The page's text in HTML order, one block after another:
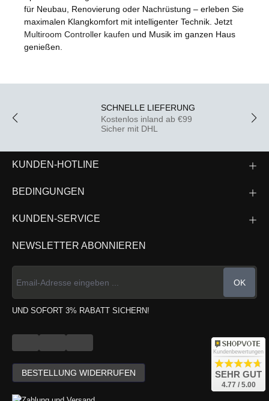
für Neubau, Renovierung oder Nachrüstung – erleben Sie
maximalen Klangkomfort mit intelligenter Technik. Jetzt
Multiroom Controller kaufen und Musik im ganzen Haus
genießen.
SCHNELLE LIEFERUNG
Kostenlos inland ab €99
Sicher mit DHL
KUNDEN-HOTLINE
BEDINGUNGEN
KUNDEN-SERVICE
NEWSLETTER ABONNIEREN
OK
UND SOFORT 3% RABATT SICHERN!
BESTELLUNG WIDERRUFEN
Kundenbewertungen
SEHR GUT
4.77 / 5.00